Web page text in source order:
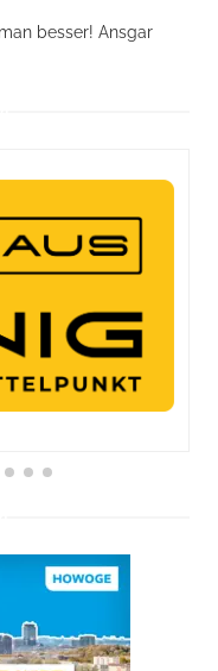
besser! Ansgar